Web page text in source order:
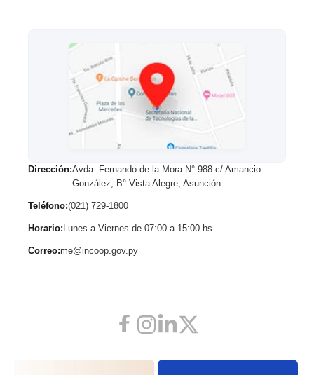
Dirección:Avda. Fernando de la Mora N° 988 c/ Amancio
González, B° Vista Alegre, Asunción.
Teléfono:(021) 729-1800
Horario: Lunes a Viernes de 07:00 a 15:00 hs.
Correo:me@incoop.gov.py